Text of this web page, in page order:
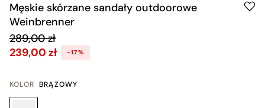
Męskie skórzane sandały outdoorowe
Weinbrenner
289,00 zł
239,00 zł
-17%
KOLOR BRĄZOWY